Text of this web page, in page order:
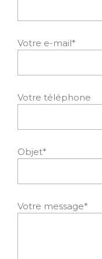
Votre e-mail*
Votre téléphone
Objet*
Votre message*